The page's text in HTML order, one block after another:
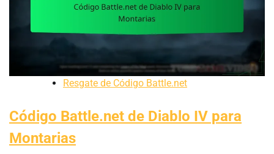
Resgate de Código Battle.net
Código Battle.net de Diablo IV para
Montarias